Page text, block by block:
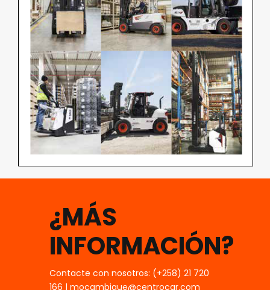
¿MÁS
INFORMACIÓN?
Contacte con nosotros: (+258) 21 720
166 | mocambique@centrocar.com